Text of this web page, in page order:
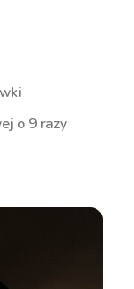
o 9 razy